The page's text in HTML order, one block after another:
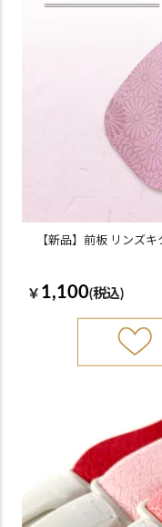
【新品】前板 リンズ
￥ 1,100(税込)